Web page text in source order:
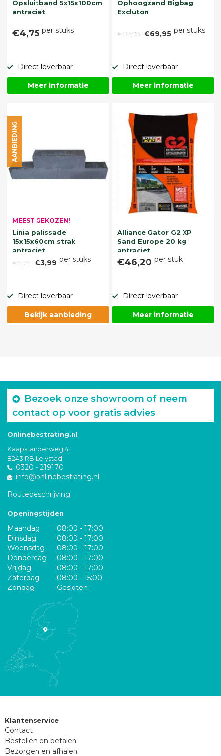
Opsluitband 5x15x100cm
antraciet
€4,75 per stuks
Direct leverbaar
Meer informatie
Ophoogzand Bigbag
Excluton
€89,95 €69,95 per stuks
Direct leverbaar
Meer informatie
MEEST GEKOZEN!
Linia palissade
15x15x60cm strak
antraciet
€5,75 €3,99 per stuks
AANBIEDING
Direct leverbaar
Bekijk aanbieding
Alliance Gator G2 XP
Sand Europe 20 kg
antraciet
€46,20 per stuk
Direct leverbaar
Meer informatie
Bezoek onze showroom of neem
contact op voor gratis advies
Onlinebestrating.nl
Kaapstanderweg 41
8243 RB Lelystad
0320 - 219170
info@onlinebestrating.nl
Routebeschrijving
Openingstijden
Maandag
08:00 - 17:00
Dinsdag
08:00 - 17:00
Woensdag
08:00 - 17:00
Donderdag
08:00 - 17:00
Vrijdag
08:00 - 17:00
Zaterdag
08:00 - 15:00
Zondag
Gesloten
Klantenservice
Contact
Bestellen en betalen
Bezorgen en afhalen